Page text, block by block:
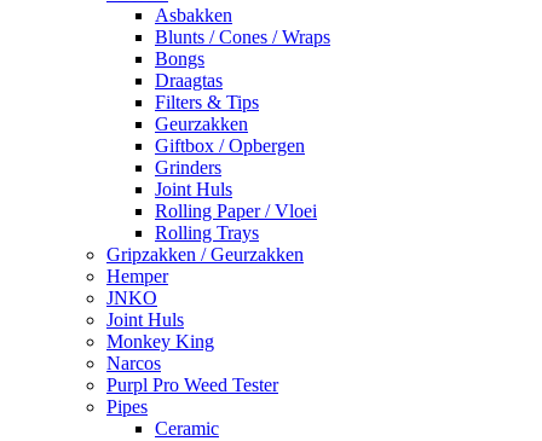
Asbakken
Blunts / Cones / Wraps
Bongs
Draagtas
Filters & Tips
Geurzakken
Giftbox / Opbergen
Grinders
Joint Huls
Rolling Paper / Vloei
Rolling Trays
Gripzakken / Geurzakken
Hemper
JNKO
Joint Huls
Monkey King
Narcos
Purpl Pro Weed Tester
Pipes
Ceramic